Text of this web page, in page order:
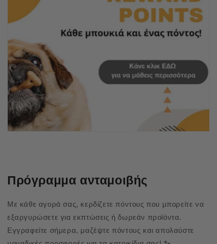
Πρόγραμμα ανταμοιβής
Με κάθε αγορά σας, κερδίζετε πόντους που μπορείτε να
εξαργυρώσετε για εκπτώσεις ή δωρεάν προϊόντα.
Εγγραφείτε σήμερα, μαζέψτε πόντους και απολαύστε